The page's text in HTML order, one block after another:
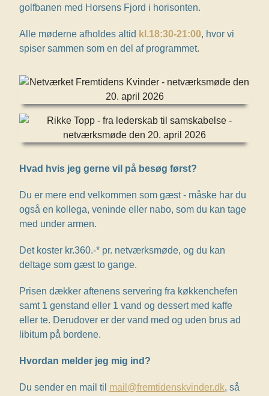
golfbanen med Horsens Fjord i horisonten.
Alle møderne afholdes altid kl.18:30-21:00, hvor vi
spiser sammen som en del af programmet.
Hvad hvis jeg gerne vil på besøg først?
Du er mere end velkommen som gæst - måske har du
også en kollega, veninde eller nabo, som du kan tage
med under armen.
Det koster kr.360.-* pr. netværksmøde, og du kan
deltage som gæst to gange.
Prisen dækker aftenens servering fra køkkenchefen
samt 1 genstand eller 1 vand og dessert med kaffe
eller te. Derudover er der vand med og uden brus ad
libitum på bordene.
Hvordan melder jeg mig ind?
Du sender en mail til mail@fremtidenskvinder.dk, så